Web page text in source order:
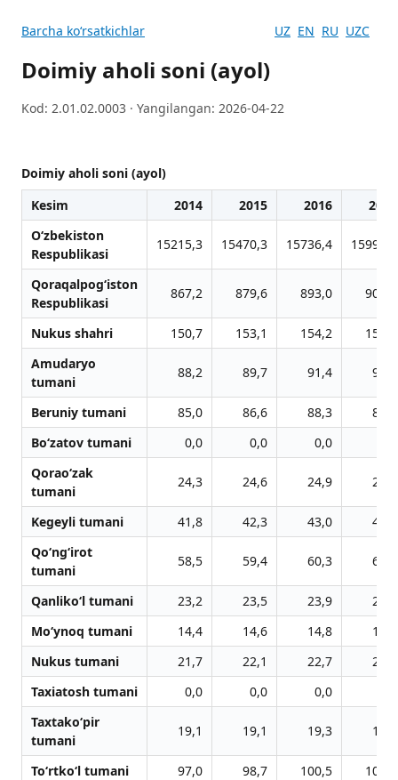
Barcha koʻrsatkichlar UZ EN RU UZC
Doimiy aholi soni (ayol)
Kod: 2.01.02.0003 · Yangilangan: 2026-04-22
Doimiy aholi soni (ayol)
Kesim
2014 2015 2016
2017
O‘zbekiston
Respublikasi
15215,3 15470,3 15736,4 15999,5
Qoraqalpog‘iston
Respublikasi
867,2 879,6 893,0 905,7
Nukus shahri 150,7 153,1 154,2
156,0
Amudaryo
tumani
88,2 89,7 91,4 92,8
Beruniy tumani 85,0 86,6 88,3
89,9
Bo‘zatov tumani
0,0 0,0 0,0
Qorao‘zak
tumani
24,3 24,6 24,9 25,2
Kegeyli tumani 41,8 42,3 43,0
43,4
Qo‘ng‘irot
tumani
58,5 59,4 60,3 61,0
Qanliko‘l tumani 23,2 23,5 23,9
24,3
Mo‘ynoq tumani
14,4 14,6 14,8
15,0
Nukus tumani
21,7 22,1 22,7
23,2
Taxiatosh tumani
0,0 0,0 0,0
Taxtako‘pir
tumani
19,1 19,1 19,3 19,4
To‘rtko‘l tumani 97,0 98,7 100,5
102,3